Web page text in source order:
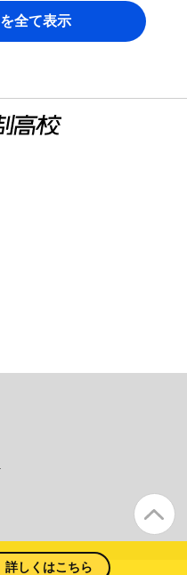
全て表示
詳しくはこちら